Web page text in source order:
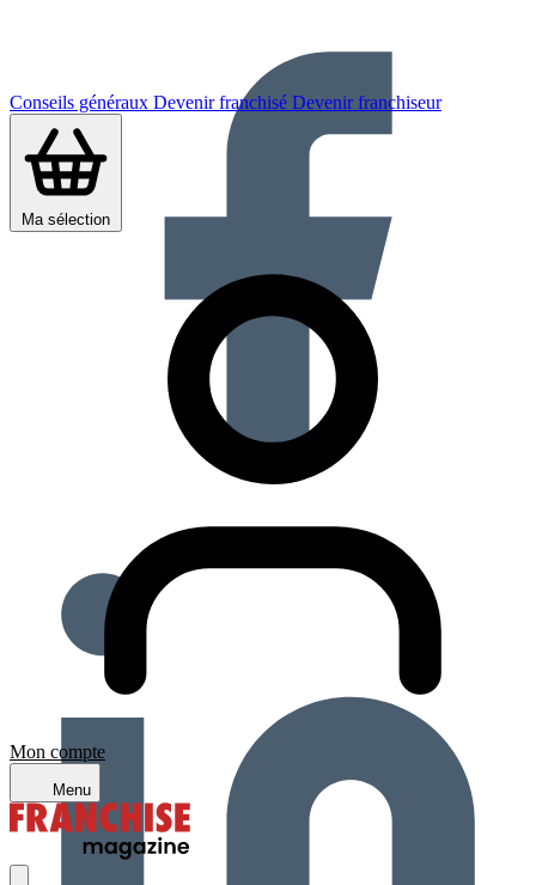
Conseils généraux Devenir franchisé Devenir franchiseur
Ma sélection
Mon compte
Menu